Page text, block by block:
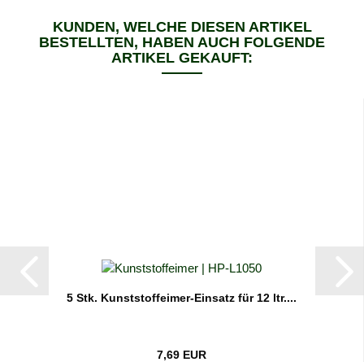
KUNDEN, WELCHE DIESEN ARTIKEL
BESTELLTEN, HABEN AUCH FOLGENDE
ARTIKEL GEKAUFT:
5 Stk. Kunststoffeimer-Einsatz für 12 ltr....
7,69 EUR